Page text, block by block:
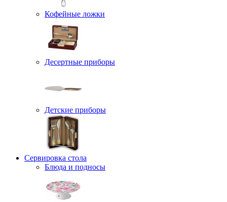
Кофейные ложки
Десертные приборы
Детские приборы
Сервировка стола
Блюда и подносы